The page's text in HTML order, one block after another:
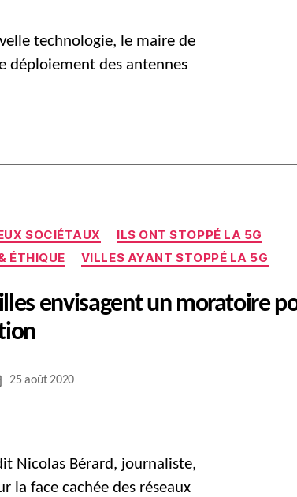
technologie, le maire de
déploiement des antennes
SOCIÉTAUX
ILS ONT STOPPÉ LA 5G
ÉTHIQUE VILLES AYANT STOPPÉ LA 5G
envisagent un moratoire
25 août 2020
Nicolas Bérard, journaliste,
la face cachée des réseaux